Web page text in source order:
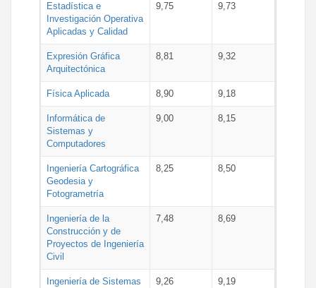
Estadística e
Investigación Operativa
Aplicadas y Calidad
9,75 9,73
Expresión Gráfica
Arquitectónica
8,81 9,32
Física Aplicada 8,90 9,18
Informática de
Sistemas y
Computadores
9,00 8,15
Ingeniería Cartográfica
Geodesia y
Fotogrametría
8,25 8,50
Ingeniería de la
Construcción y de
Proyectos de Ingeniería
Civil
7,48 8,69
Ingeniería de Sistemas
9,26 9,19